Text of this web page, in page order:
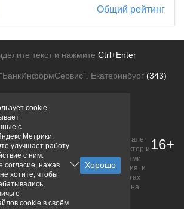
Общий рейтинг
текст и нажмите Ctrl+Enter
Екатеринбург (343)
конфиденциальности
Для рекламодателей
банков, размещенная на портале
ознакомительный характер и
офертой, определяемой положениями
точного и полного описания, и
Конечные условия уточняйте на сайтах
обращении. Исключительное право на
их правообладателям.
16+
cookie-
с
Метрики,
улучшает работу
с ним.
согласие, нажав
хотите, чтобы
cookie в своём